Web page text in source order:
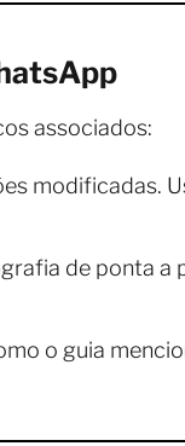
associados:
modificadas.
de ponta a
o guia